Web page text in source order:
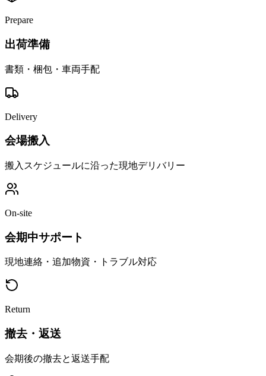
Prepare
出荷準備
書類・梱包・車両手配
Delivery
会場搬入
搬入スケジュールに沿った現地デリバリー
On-site
会期中サポート
現地連絡・追加物資・トラブル対応
Return
撤去・返送
会期後の撤去と返送手配